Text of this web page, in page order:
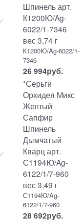
Шпинель арт.
К1200Ю/Ag-
6022/1-7346
вес 3,74 г
К1200Ю/Ag-6022/1-
7346
26 994руб.
*Серьги
Орхидея Микс
Желтый
Сапфир
Шпинель
Дымчатый
Кварц арт.
С1194Ю/Ag-
6122/1/7-960
вес 3,49 г
С1194Ю/Ag-
6122/1/7-960
28 692руб.